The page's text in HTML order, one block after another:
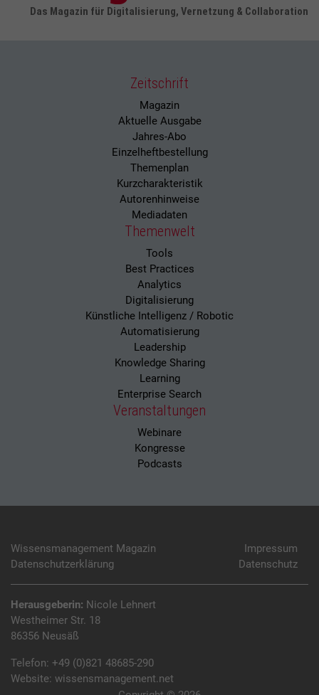
Das Magazin für Digitalisierung, Vernetzung & Collaboration
Zeitschrift
Magazin
Aktuelle Ausgabe
Jahres-Abo
Einzelheftbestellung
Themenplan
Kurzcharakteristik
Autorenhinweise
Mediadaten
Themenwelt
Tools
Best Practices
Analytics
Digitalisierung
Künstliche Intelligenz / Robotic
Automatisierung
Leadership
Knowledge Sharing
Learning
Enterprise Search
Veranstaltungen
Webinare
Kongresse
Podcasts
Wissensmanagement Magazin
Impressum
Datenschutzerklärung
Datenschutz
Herausgeberin: Nicole Lehnert
Westheimer Str. 18
86356 Neusäß
Telefon: +49 (0)821 48685-290
Website: wissensmanagement.net